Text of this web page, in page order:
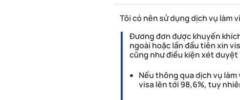
Tôi có nên sử dụng dịch vụ làm
Đương đơn được khuyến
ngoài hoặc lần đầu tiên xin
cũng như điều kiện xét duyệt
Nếu thông qua dịch vụ
visa lên tới 98,6%, tuy